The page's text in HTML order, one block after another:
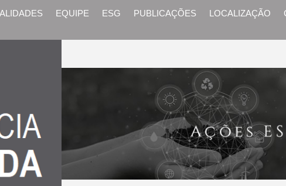
EQUIPE ESG PUBLICAÇÕES LOCALIZAÇÃO